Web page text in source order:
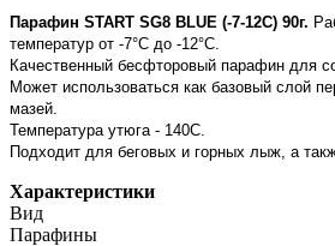
Парафин START SG8 BLUE (-7-12C) 90г.
температур от -7°C до -12°C.
Качественный бесфторовый парафин для
Может использоваться как базовый слой
мазей.
Температура утюга - 140С.
Подходит для беговых и горных лыж, а
Характеристики
Вид
Парафины